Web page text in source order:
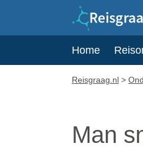
Home
Reisgraag.nl >
Man